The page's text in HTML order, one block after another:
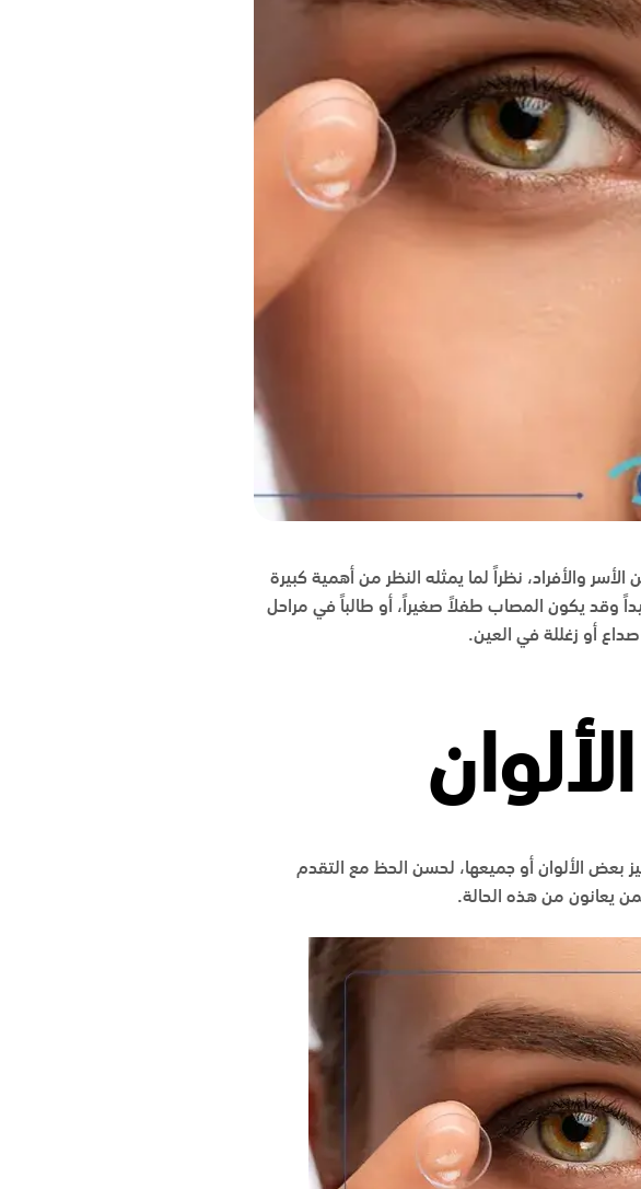
والأفراد، نظراً لما يمثله النظر من أهمية كبيرة
وقد يكون المصاب طفلاً صغيراً، أو طالباً في مراحل
أو زغللة في العين.
بعض الألوان أو جميعها، لحسن الحظ مع التقدم
يعانون من هذه الحالة.